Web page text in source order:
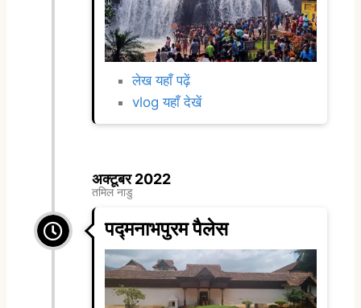
लेख यहाँ पढ़ें
vlog यहाँ देखें
अक्टूबर 2022
तमिल नाडु
पद्मनाभपुरम पैलेस